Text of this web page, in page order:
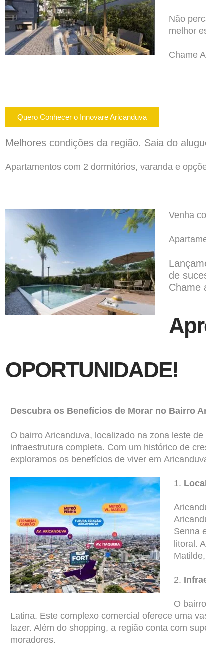
Não
melhor
Chame
Quero Conhecer o Innovare Aricanduva
Melhores condições da região. Saia do
Apartamentos com 2 dormitórios, varanda e
Venha
de
Chame
OPORTUNIDADE!
Descubra os Benefícios de Morar no Bairro
O bairro Aricanduva, localizado na zona leste
infraestrutura completa. Com um histórico de
exploramos os benefícios de viver em
1.
Senna
litoral.
2.
O
Latina. Este complexo comercial oferece uma
lazer. Além do shopping, a região conta com
moradores.